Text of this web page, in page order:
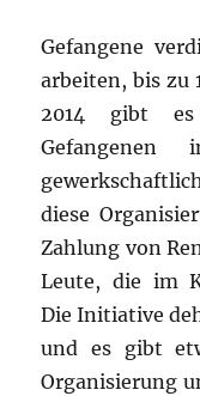
Gefangene
arbeiten, bis zu
2014 gibt
diese
Zahlung von
Leute, die im
Die Initiative
und es gibt
Organisierung